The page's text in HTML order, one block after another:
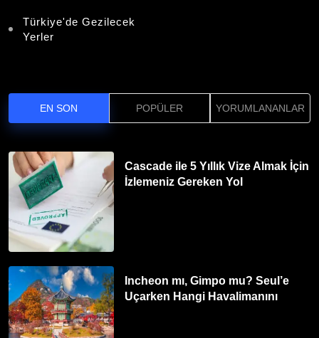
Türkiye'de Gezilecek
Yerler
EN SON POPÜLER YORUMLANANLAR
Cascade ile 5 Yıllık Vize Almak İçin
İzlemeniz Gereken Yol
Incheon mı, Gimpo mu? Seul’e
Uçarken Hangi Havalimanını